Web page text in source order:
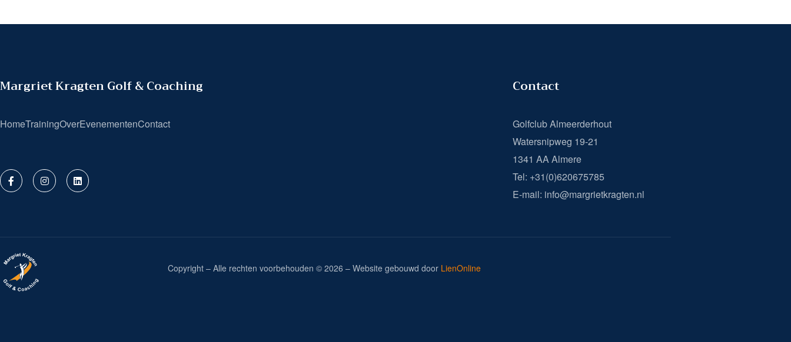
Margriet Kragten Golf & Coaching
HomeTrainingOverEvenementenContact
Contact
Golfclub Almeerderhout
Watersnipweg 19-21
1341 AA Almere
Tel: +31(0)620675785
E-mail: info@margrietkragten.nl
Copyright – Alle rechten voorbehouden © 2026 – Website gebouwd door LienOnline